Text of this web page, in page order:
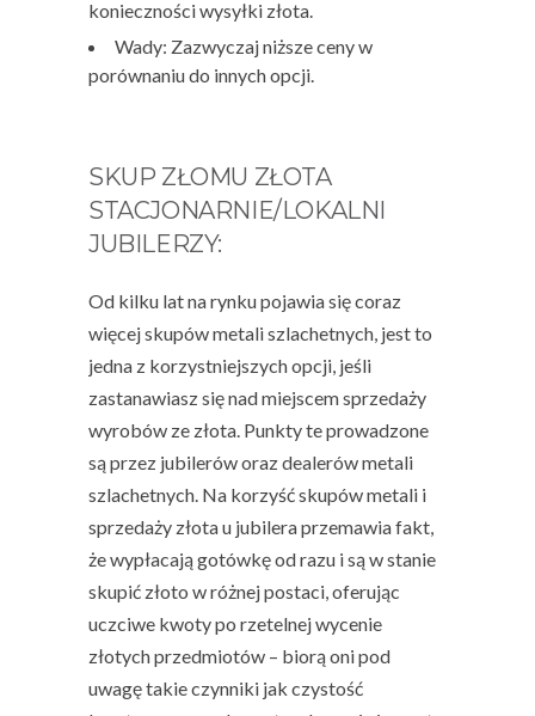
konieczności wysyłki złota.
Wady: Zazwyczaj niższe ceny w
porównaniu do innych opcji.
SKUP ZŁOMU ZŁOTA
STACJONARNIE/LOKALNI
JUBILERZY:
Od kilku lat na rynku pojawia się coraz
więcej skupów metali szlachetnych, jest to
jedna z korzystniejszych opcji, jeśli
zastanawiasz się nad miejscem sprzedaży
wyrobów ze złota. Punkty te prowadzone
są przez jubilerów oraz dealerów metali
szlachetnych. Na korzyść skupów metali i
sprzedaży złota u jubileraprzemawia fakt,
że wypłacają gotówkę od razu i są w stanie
skupić złoto w różnej postaci, oferując
uczciwe kwoty po rzetelnej wycenie
złotych przedmiotów – biorą oni pod
uwagę takie czynniki jak czystość